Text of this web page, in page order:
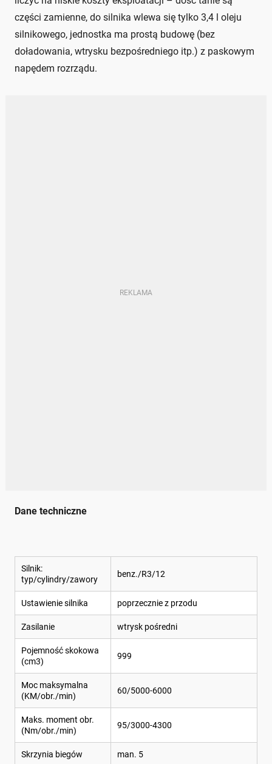
części zamienne, do silnika wlewa się tylko 3,4 l oleju
silnikowego, jednostka ma prostą budowę (bez
doładowania, wtrysku bezpośredniego itp.) z paskowym
napędem rozrządu.
Dane techniczne
Silnik:
typ/cylindry/zawory
benz./R3/12
Ustawienie silnika poprzecznie z przodu
Zasilanie wtrysk pośredni
Pojemność skokowa
(cm3)
999
Moc maksymalna
(KM/obr./min)
60/5000-6000
Maks. moment obr.
(Nm/obr./min)
95/3000-4300
Skrzynia biegów man. 5